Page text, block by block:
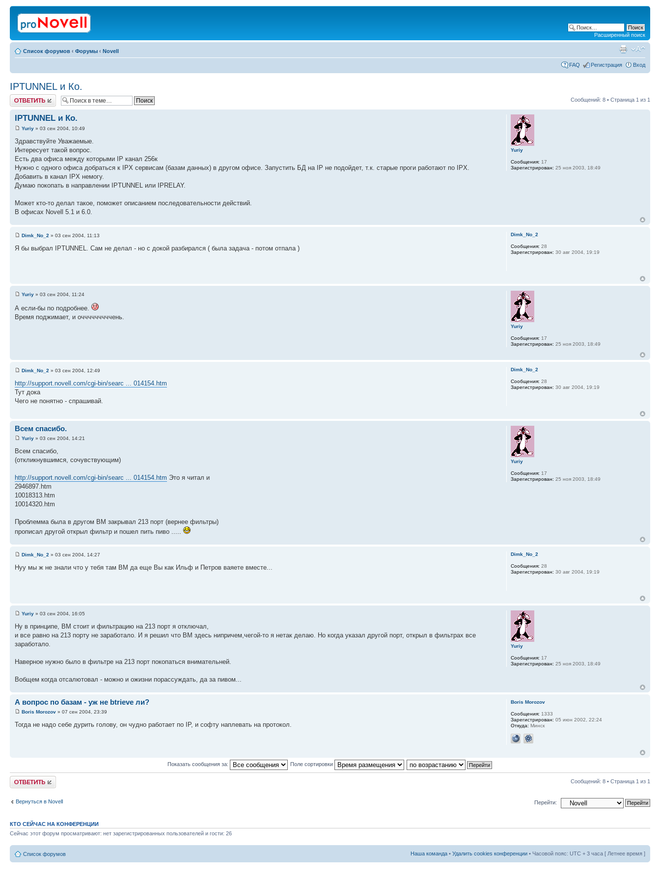
Расширенный поиск
Список форумов ‹ Форумы ‹ Novell
FAQ Регистрация Вход
IPTUNNEL и Ко.
Ответить Сообщений: 8 • Страница 1 из 1
IPTUNNEL и Ко.
Yuriy » 03 сен 2004, 10:49
Здравствуйте Уважаемые.
Интересует такой вопрос.
Есть два офиса между которыми IP канал 256к
Нужно с одного офиса добраться к IPX сервисам (базам данных) в другом офисе. Запустить БД на IP не подойдет, т.к. старые проги работают по IPX.
Добавить в канал IPX немогу.
Думаю покопать в направлении IPTUNNEL или IPRELAY.
Может кто-то делал такое, поможет описанием последовательности действий.
В офисах Novell 5.1 и 6.0.
Yuriy
Сообщения: 17
Зарегистрирован: 25 ноя 2003, 18:49
Dimk_No_2 » 03 сен 2004, 11:13
Я бы выбрал IPTUNNEL. Сам не делал - но с докой разбирался ( была задача - потом отпала )
Dimk_No_2
Сообщения: 28
Зарегистрирован: 30 авг 2004, 19:19
Yuriy » 03 сен 2004, 11:24
А если-бы по подробнее.
Время поджимает, и очччччччччень.
Yuriy
Сообщения: 17
Зарегистрирован: 25 ноя 2003, 18:49
Dimk_No_2 » 03 сен 2004, 12:49
http://support.novell.com/cgi-bin/searc ... 014154.htm
Тут дока
Чего не понятно - спрашивай.
Dimk_No_2
Сообщения: 28
Зарегистрирован: 30 авг 2004, 19:19
Всем спасибо.
Yuriy » 03 сен 2004, 14:21
Всем спасибо,
(откликнувшимся, сочувствующим)
http://support.novell.com/cgi-bin/searc ... 014154.htm Это я читал и
2946897.htm
10018313.htm
10014320.htm
Проблемма была в другом ВМ закрывал 213 порт (вернее фильтры)
прописал другой открыл фильтр и пошел пить пиво .....
Yuriy
Сообщения: 17
Зарегистрирован: 25 ноя 2003, 18:49
Dimk_No_2 » 03 сен 2004, 14:27
Нуу мы ж не знали что у тебя там BM да еще Вы как Ильф и Петров ваяете вместе...
Dimk_No_2
Сообщения: 28
Зарегистрирован: 30 авг 2004, 19:19
Yuriy » 03 сен 2004, 16:05
Ну в принципе, ВМ стоит и фильтрацию на 213 порт я отключал,
и все равно на 213 порту не заработало. И я решил что ВМ здесь нипричем,чегой-то я нетак делаю. Но когда указал другой порт, открыл в фильтрах все
заработало.
Наверное нужно было в фильтре на 213 порт покопаться внимательней.
Вобщем когда отсалютовал - можно и ожизни порассуждать, да за пивом...
Yuriy
Сообщения: 17
Зарегистрирован: 25 ноя 2003, 18:49
А вопрос по базам - уж не btrieve ли?
Boris Morozov » 07 сен 2004, 23:39
Тогда не надо себе дурить голову, он чудно работает по IP, и софту наплевать на протокол.
Boris Morozov
Сообщения: 1333
Зарегистрирован: 05 июн 2002, 22:24
Откуда: Минск
Показать сообщения за: Поле сортировки
Ответить Сообщений: 8 • Страница 1 из 1
Вернуться в Novell Перейти:
КТО СЕЙЧАС НА КОНФЕРЕНЦИИ
Сейчас этот форум просматривают: нет зарегистрированных пользователей и гости: 26
Список форумов Наша команда • Удалить cookies конференции • Часовой пояс: UTC + 3 часа [ Летнее время ]